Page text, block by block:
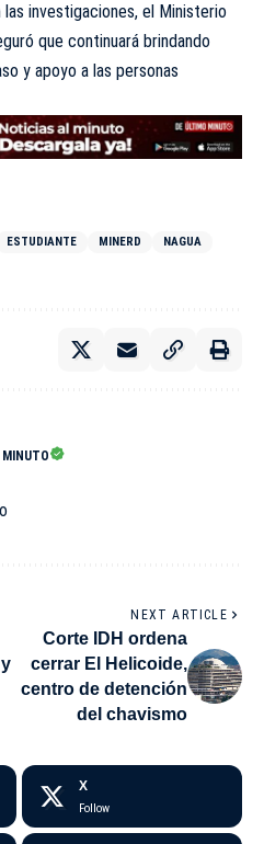
las investigaciones, el Ministerio
que continuará brindando
y apoyo a las personas
ESTUDIANTE MINERD
NAGUA
NEXT ARTICLE
Corte IDH ordena
cerrar El Helicoide,
centro de detención
del chavismo
X
Follow